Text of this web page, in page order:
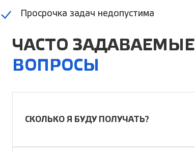
Просрочка задач недопустима
ЧАСТО ЗАДАВАЕМЫЕ
ВОПРОСЫ
СКОЛЬКО Я БУДУ ПОЛУЧАТЬ?